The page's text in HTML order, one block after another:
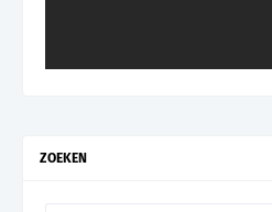
ZOEKEN